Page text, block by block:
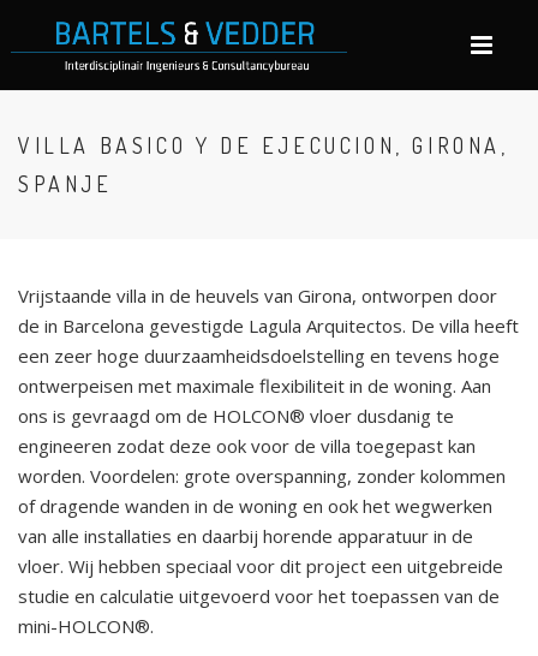
VILLA BASICO Y DE EJECUCION, GIRONA,
SPANJE
Vrijstaande villa in de heuvels van Girona, ontworpen door
de in Barcelona gevestigde Lagula Arquitectos. De villa heeft
een zeer hoge duurzaamheidsdoelstelling en tevens hoge
ontwerpeisen met maximale flexibiliteit in de woning. Aan
ons is gevraagd om de HOLCON® vloer dusdanig te
engineeren zodat deze ook voor de villa toegepast kan
worden. Voordelen: grote overspanning, zonder kolommen
of dragende wanden in de woning en ook het wegwerken
van alle installaties en daarbij horende apparatuur in de
vloer. Wij hebben speciaal voor dit project een uitgebreide
studie en calculatie uitgevoerd voor het toepassen van de
mini-HOLCON®.